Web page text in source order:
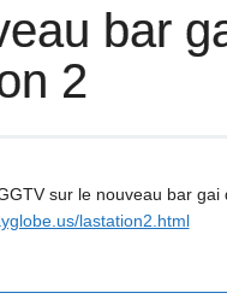
bar
2
sur le nouveau bar
lastation2.html